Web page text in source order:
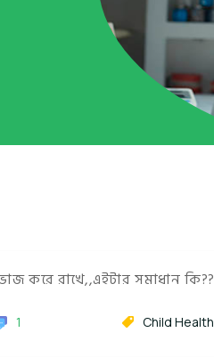
করে রাখে,,এইটার সমাধান কি??
1 Child Health